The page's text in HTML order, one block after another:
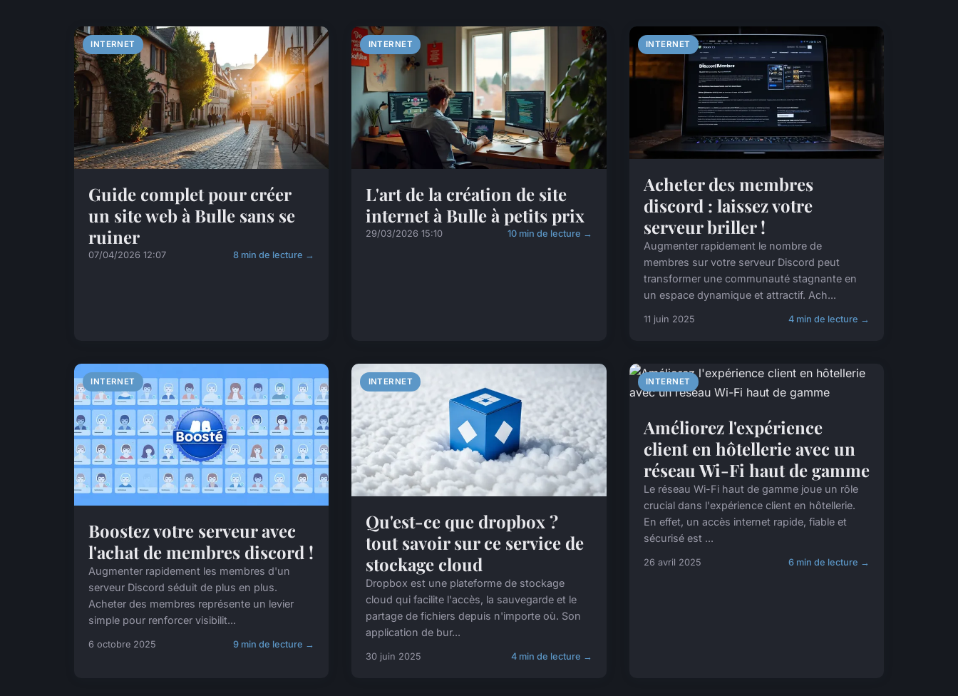
INTERNET
Guide complet pour créer
un site web à Bulle sans se
ruiner
07/04/2026 12:07 8 min de lecture →
INTERNET
L'art de la création de site
internet à Bulle à petits prix
29/03/2026 15:10 10 min de lecture →
INTERNET
Acheter des membres
discord : laissez votre
serveur briller !
Augmenter rapidement le nombre de
membres sur votre serveur Discord peut
transformer une communauté stagnante en
un espace dynamique et attractif. Ach...
11 juin 2025 4 min de lecture →
INTERNET
Boostez votre serveur avec
l'achat de membres discord !
Augmenter rapidement les membres d'un
serveur Discord séduit de plus en plus.
Acheter des membres représente un levier
simple pour renforcer visibilit...
6 octobre 2025 9 min de lecture →
INTERNET
Qu'est-ce que dropbox ?
tout savoir sur ce service de
stockage cloud
Dropbox est une plateforme de stockage
cloud qui facilite l'accès, la sauvegarde et le
partage de fichiers depuis n'importe où. Son
application de bur...
30 juin 2025 4 min de lecture →
INTERNET
Améliorez l'expérience
client en hôtellerie avec un
réseau Wi-Fi haut de gamme
Le réseau Wi-Fi haut de gamme joue un rôle
crucial dans l'expérience client en hôtellerie.
En effet, un accès internet rapide, fiable et
sécurisé est ...
26 avril 2025 6 min de lecture →